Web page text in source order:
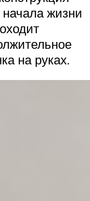
жизни
на руках.